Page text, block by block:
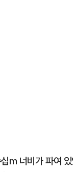
m 너비가 파여